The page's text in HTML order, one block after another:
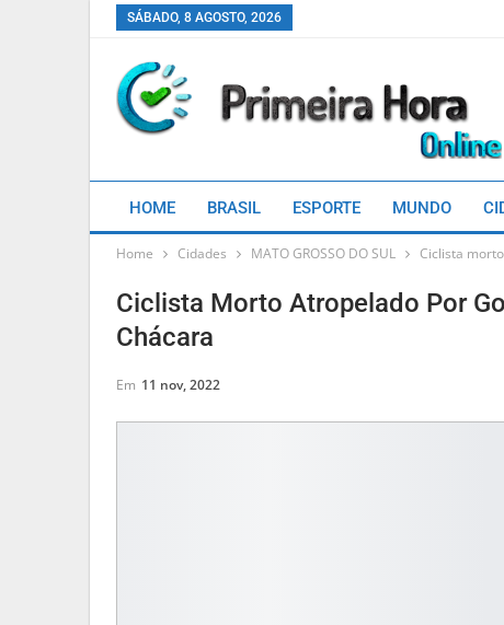
SÁBADO, 8 AGOSTO, 2026
HOME BRASIL ESPORTE MUNDO
Home Cidades MATO GROSSO DO SUL Ciclista
Ciclista Morto Atropelado Por
Chácara
Em 11 nov, 2022